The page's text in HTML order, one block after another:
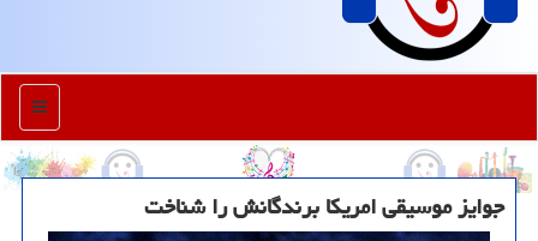
منو
جوایز موسیقی امریکا برندگانش را شناخت